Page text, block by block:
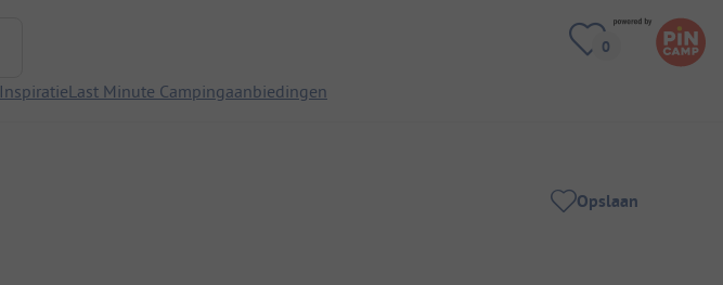
InspiratieLast Minute Campingaanbiedingen
Opslaan